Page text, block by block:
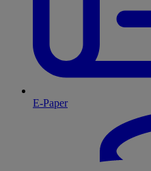
E-Paper